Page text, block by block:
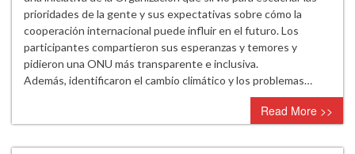
grande
para
los
próximos
25
años
de
la
ONU…
prioridades de la gente y sus expectativas sobre cómo la
cooperación internacional puede influir en el futuro. Los
participantes compartieron sus esperanzas y temores y
pidieron una ONU más transparente e inclusiva.
Además, identificaron el cambio climático y los problemas…
Read More >>